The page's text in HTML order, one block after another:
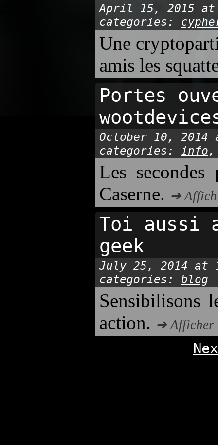
April 15, 2015
categories:
Une
amis les
Portes
October 10,
categories: info
Les
Caserne. ➔
Toi aussi
geek
July 25, 2014 at
categories: blog
Sensibilisons
action. ➔ Afficher